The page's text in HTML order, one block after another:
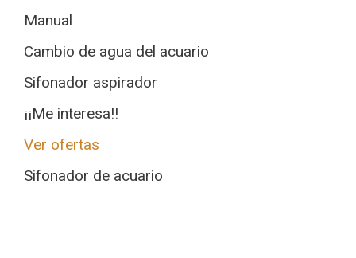
Manual
Cambio de agua del acuario
Sifonador aspirador
¡¡Me interesa!!
Ver ofertas
Sifonador de acuario